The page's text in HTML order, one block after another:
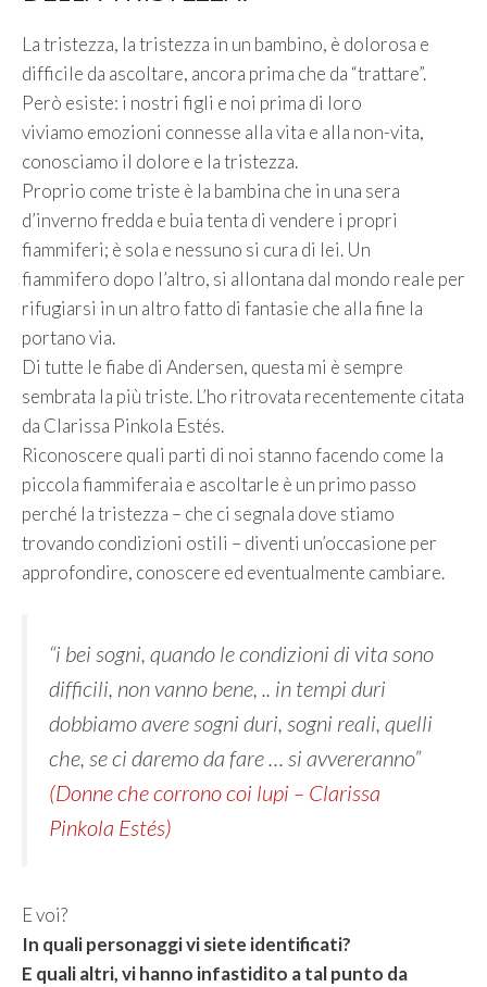
La tristezza, la tristezza in un bambino, è dolorosa e
difficile da ascoltare, ancora prima che da “trattare”.
Però esiste: i nostri figli e noi prima di loro
viviamo emozioni connesse alla vita e alla non-vita,
conosciamo il dolore e la tristezza.
Proprio come triste è la bambina che in una sera
d’inverno fredda e buia tenta di vendere i propri
fiammiferi; è sola e nessuno si cura di lei. Un
fiammifero dopo l’altro, si allontana dal mondo reale per
rifugiarsi in un altro fatto di fantasie che alla fine la
portano via.
Di tutte le fiabe di Andersen, questa mi è sempre
sembrata la più triste. L’ho ritrovata recentemente citata
da Clarissa Pinkola Estés.
Riconoscere quali parti di noi stanno facendo come la
piccola fiammiferaia e ascoltarle è un primo passo
perché la tristezza – che ci segnala dove stiamo
trovando condizioni ostili – diventi un’occasione per
approfondire, conoscere ed eventualmente cambiare.
“i bei sogni, quando le condizioni di vita sono
difficili, non vanno bene, .. in tempi duri
dobbiamo avere sogni duri, sogni reali, quelli
che, se ci daremo da fare … si avvereranno”
(Donne che corrono coi lupi – Clarissa
Pinkola Estés)
E voi?
In quali personaggi vi siete identificati?
E quali altri, vi hanno infastidito a tal punto da